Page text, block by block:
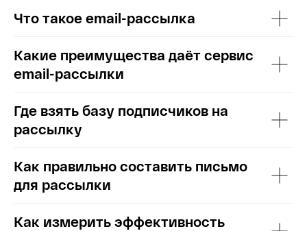
Что такое email-рассылка
Какие преимущества даёт сервис
email-рассылки
Где взять базу подписчиков на
рассылку
Как правильно составить письмо
для рассылки
Как измерить эффективность